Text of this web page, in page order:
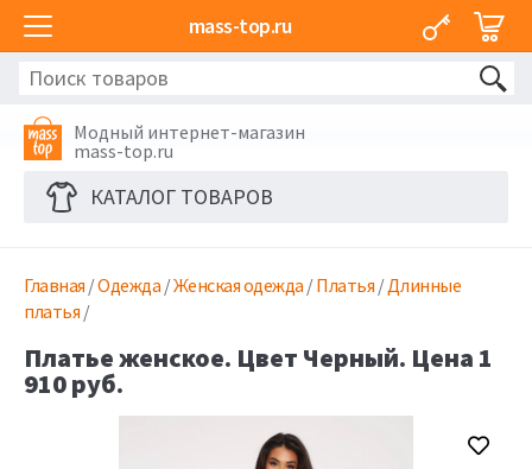
mass-top.ru
Модный интернет-магазин
mass-top.ru
КАТАЛОГ ТОВАРОВ
Главная /Одежда /Женская одежда /Платья /Длинные
платья /
Платье женское. Цвет Черный. Цена 1
910 руб.